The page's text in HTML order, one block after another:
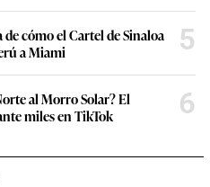
de cómo el Cartel de Sinaloa
a Miami
5
al Morro Solar? El
miles en TikTok
6